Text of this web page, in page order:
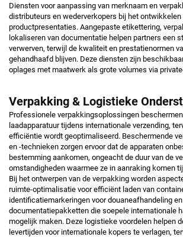
Diensten voor aanpassing van merknaam en
distributeurs en wederverkopers bij het
productpresentaties. Aangepaste etikettering,
lokaliseren van documentatie helpen partners een
verwerven, terwijl de kwaliteit en prestatienormen
gehandhaafd blijven. Deze diensten zijn
oplages met maatwerk als grote volumes via
Verpakking & Logistieke
Professionele verpakkingsoplossingen
laadapparatuur tijdens internationale verzending,
efficiëntie wordt geoptimaliseerd. Beschermende
en -technieken zorgen ervoor dat de apparaten
bestemming aankomen, ongeacht de duur van de
omstandigheden waarmee ze in aanraking komen
Bij het ontwerpen van de verpakking worden
ruimte-optimalisatie voor efficiënt laden van
identificatiemarkeringen voor douaneafhandeling
documentatiepakketten die soepele internationale
mogelijk maken. Deze logistieke voordelen helpen
levertijden voor internationale kopers te verlagen,